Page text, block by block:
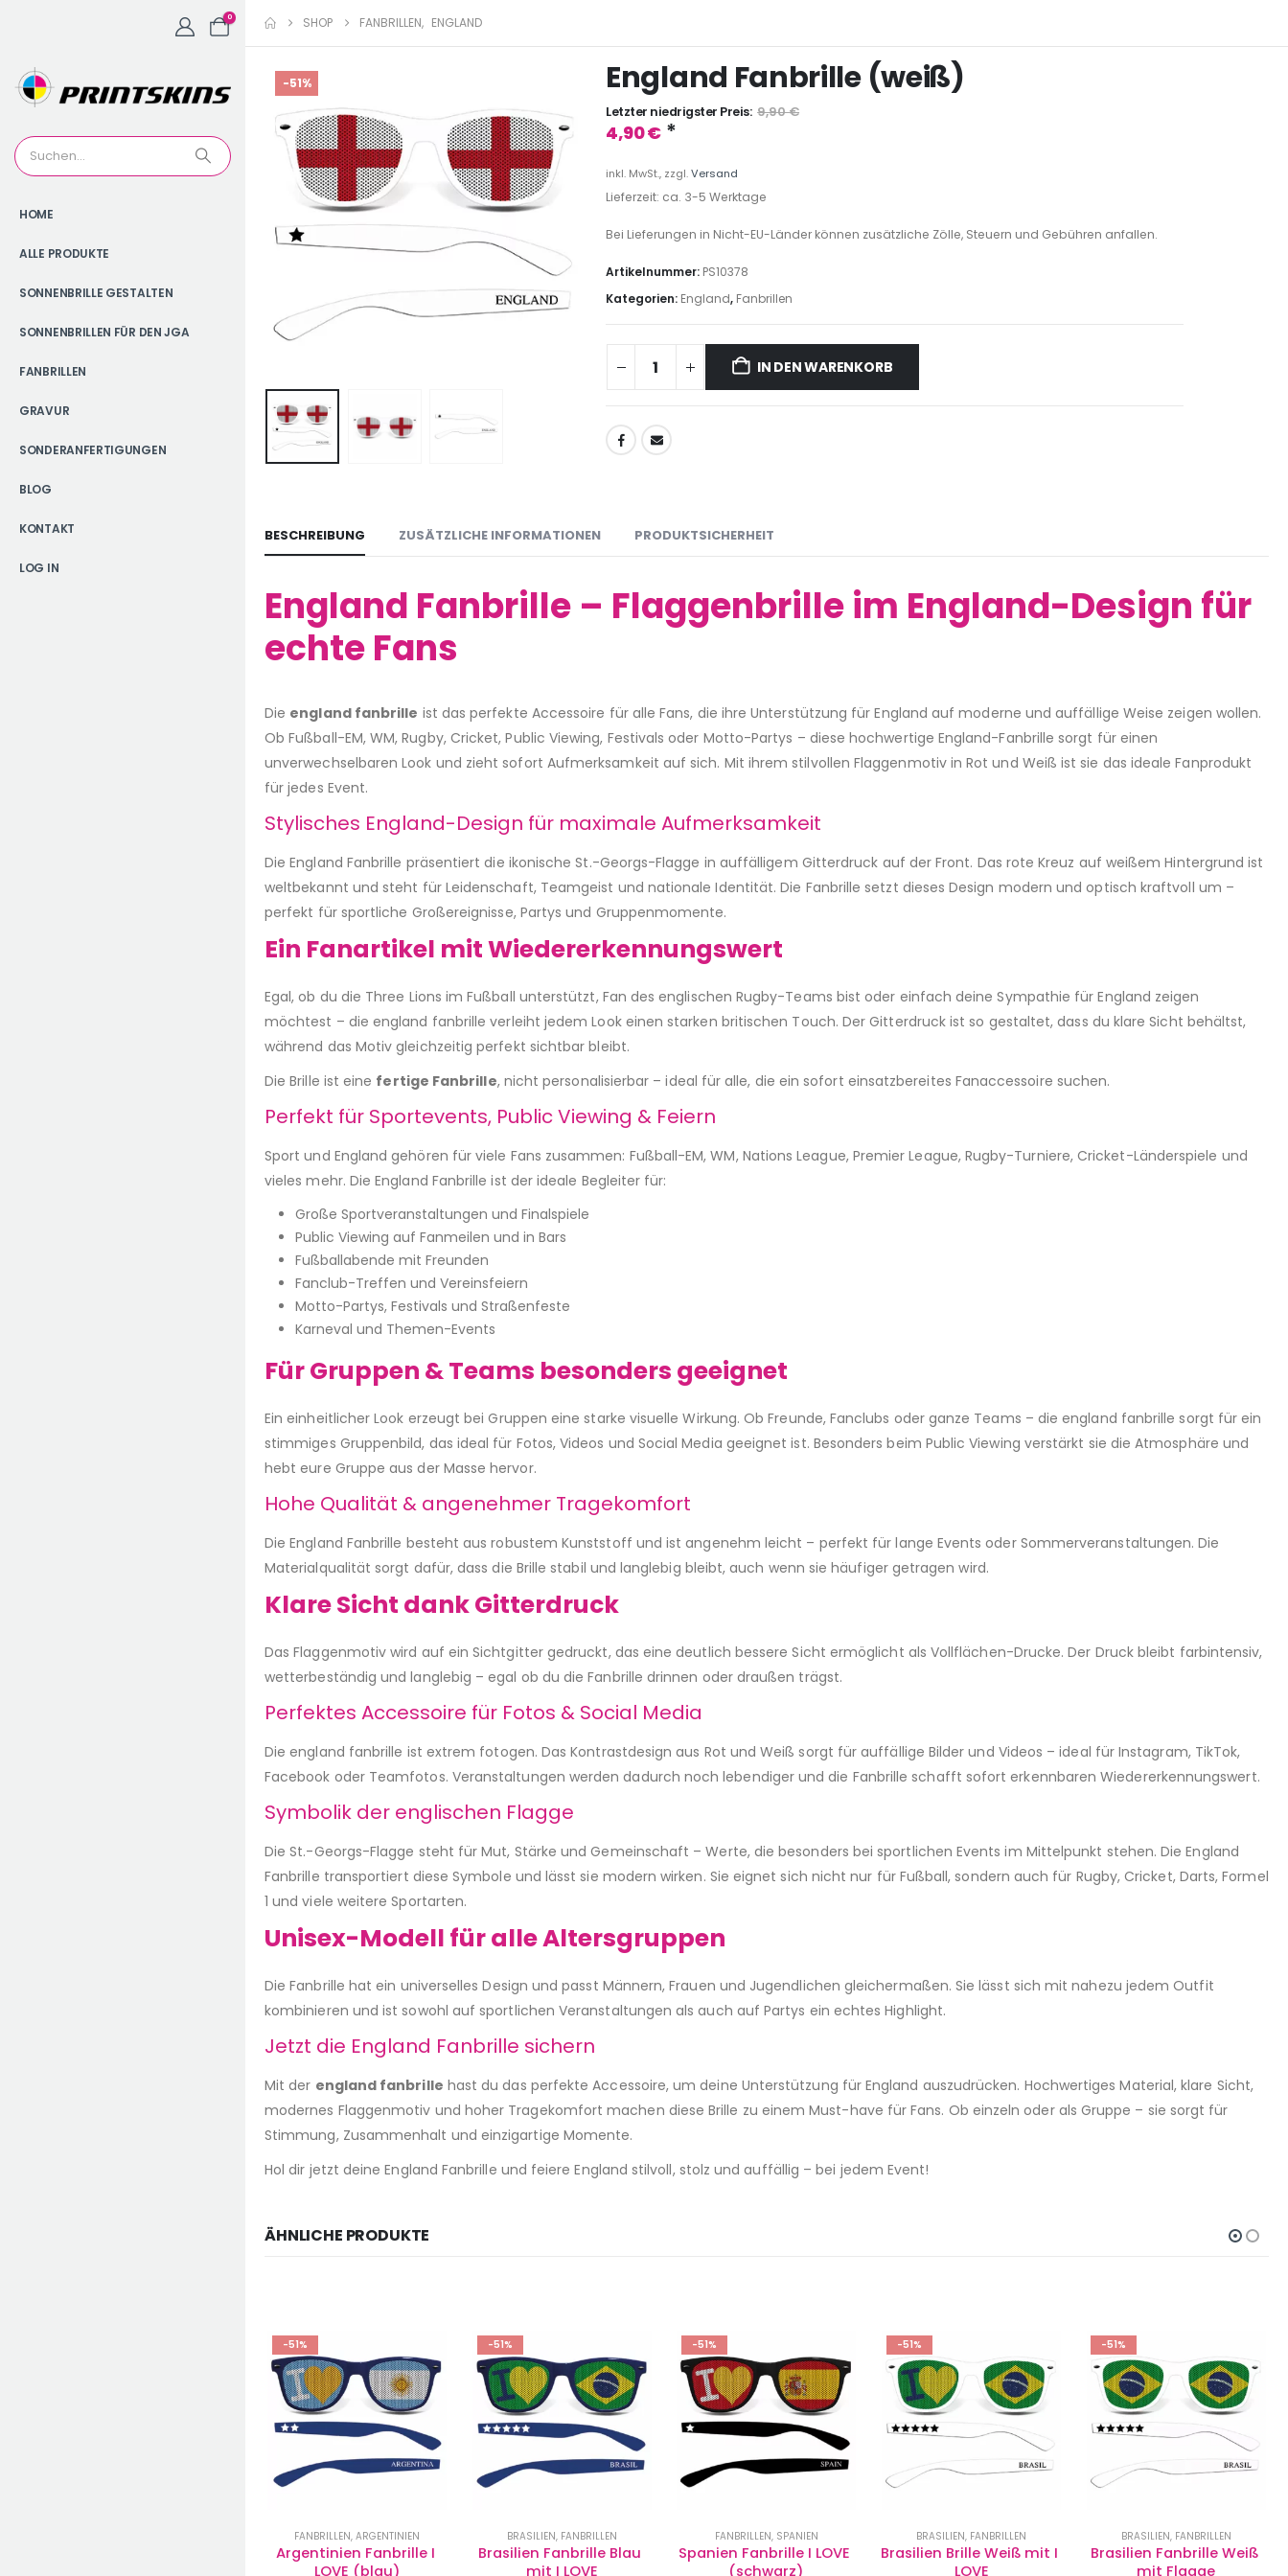
0
HOME
ALLE PRODUKTE
SONNENBRILLE GESTALTEN
SONNENBRILLEN FÜR DEN JGA
FANBRILLEN
GRAVUR
SONDERANFERTIGUNGEN
BLOG
KONTAKT
LOG IN
SHOP FANBRILLEN, ENGLAND
-51% England Fanbrille (weiß)
Letzter niedrigster Preis: 9,90€
4,90€ *
inkl. MwSt., zzgl.Versand
Lieferzeit: ca. 3-5 Werktage
Bei Lieferungen in Nicht-EU-Länder können zusätzliche Zölle, Steuern und Gebühren anfallen.
Artikelnummer: PS10378
Kategorien: England, Fanbrillen
IN DEN WARENKORB
BESCHREIBUNG ZUSÄTZLICHE INFORMATIONEN PRODUKTSICHERHEIT
England Fanbrille – Flaggenbrille im England-Design für
echte Fans
Die england fanbrille ist das perfekte Accessoire für alle Fans, die ihre Unterstützung für England auf moderne und auffällige Weise zeigen wollen.
Ob Fußball-EM, WM, Rugby, Cricket, Public Viewing, Festivals oder Motto-Partys – diese hochwertige England-Fanbrille sorgt für einen
unverwechselbaren Look und zieht sofort Aufmerksamkeit auf sich. Mit ihrem stilvollen Flaggenmotiv in Rot und Weiß ist sie das ideale Fanprodukt
für jedes Event.
Stylisches England-Design für maximale Aufmerksamkeit
Die England Fanbrille präsentiert die ikonische St.-Georgs-Flagge in auffälligem Gitterdruck auf der Front. Das rote Kreuz auf weißem Hintergrund ist
weltbekannt und steht für Leidenschaft, Teamgeist und nationale Identität. Die Fanbrille setzt dieses Design modern und optisch kraftvoll um –
perfekt für sportliche Großereignisse, Partys und Gruppenmomente.
Ein Fanartikel mit Wiedererkennungswert
Egal, ob du die Three Lions im Fußball unterstützt, Fan des englischen Rugby-Teams bist oder einfach deine Sympathie für England zeigen
möchtest – die england fanbrille verleiht jedem Look einen starken britischen Touch. Der Gitterdruck ist so gestaltet, dass du klare Sicht behältst,
während das Motiv gleichzeitig perfekt sichtbar bleibt.
Die Brille ist eine fertige Fanbrille, nicht personalisierbar – ideal für alle, die ein sofort einsatzbereites Fanaccessoire suchen.
Perfekt für Sportevents, Public Viewing & Feiern
Sport und England gehören für viele Fans zusammen: Fußball-EM, WM, Nations League, Premier League, Rugby-Turniere, Cricket-Länderspiele und
vieles mehr. Die England Fanbrille ist der ideale Begleiter für:
Große Sportveranstaltungen und Finalspiele
Public Viewing auf Fanmeilen und in Bars
Fußballabende mit Freunden
Fanclub-Treffen und Vereinsfeiern
Motto-Partys, Festivals und Straßenfeste
Karneval und Themen-Events
Für Gruppen & Teams besonders geeignet
Ein einheitlicher Look erzeugt bei Gruppen eine starke visuelle Wirkung. Ob Freunde, Fanclubs oder ganze Teams – die england fanbrille sorgt für ein
stimmiges Gruppenbild, das ideal für Fotos, Videos und Social Media geeignet ist. Besonders beim Public Viewing verstärkt sie die Atmosphäre und
hebt eure Gruppe aus der Masse hervor.
Hohe Qualität & angenehmer Tragekomfort
Die England Fanbrille besteht aus robustem Kunststoff und ist angenehm leicht – perfekt für lange Events oder Sommerveranstaltungen. Die
Materialqualität sorgt dafür, dass die Brille stabil und langlebig bleibt, auch wenn sie häufiger getragen wird.
Klare Sicht dank Gitterdruck
Das Flaggenmotiv wird auf ein Sichtgitter gedruckt, das eine deutlich bessere Sicht ermöglicht als Vollflächen-Drucke. Der Druck bleibt farbintensiv,
wetterbeständig und langlebig – egal ob du die Fanbrille drinnen oder draußen trägst.
Perfektes Accessoire für Fotos & Social Media
Die england fanbrille ist extrem fotogen. Das Kontrastdesign aus Rot und Weiß sorgt für auffällige Bilder und Videos – ideal für Instagram, TikTok,
Facebook oder Teamfotos. Veranstaltungen werden dadurch noch lebendiger und die Fanbrille schafft sofort erkennbaren Wiedererkennungswert.
Symbolik der englischen Flagge
Die St.-Georgs-Flagge steht für Mut, Stärke und Gemeinschaft – Werte, die besonders bei sportlichen Events im Mittelpunkt stehen. Die England
Fanbrille transportiert diese Symbole und lässt sie modern wirken. Sie eignet sich nicht nur für Fußball, sondern auch für Rugby, Cricket, Darts, Formel
1 und viele weitere Sportarten.
Unisex-Modell für alle Altersgruppen
Die Fanbrille hat ein universelles Design und passt Männern, Frauen und Jugendlichen gleichermaßen. Sie lässt sich mit nahezu jedem Outfit
kombinieren und ist sowohl auf sportlichen Veranstaltungen als auch auf Partys ein echtes Highlight.
Jetzt die England Fanbrille sichern
Mit der england fanbrille hast du das perfekte Accessoire, um deine Unterstützung für England auszudrücken. Hochwertiges Material, klare Sicht,
modernes Flaggenmotiv und hoher Tragekomfort machen diese Brille zu einem Must-have für Fans. Ob einzeln oder als Gruppe – sie sorgt für
Stimmung, Zusammenhalt und einzigartige Momente.
Hol dir jetzt deine England Fanbrille und feiere England stilvoll, stolz und auffällig – bei jedem Event!
ÄHNLICHE PRODUKTE
-51%
BRASILIEN,FANBRILLEN
Brasilien Fanbrille Blau
mit I LOVE
-51%
FANBRILLEN,SPANIEN
Spanien Fanbrille I LOVE
(schwarz)
-51%
BRASILIEN,FANBRILLEN
Brasilien Brille Weiß mit I
LOVE
-51%
BRASILIEN, FANBRILLEN
Brasilien Fanbrille Weiß
mit Flagge
-51%
BELGIEN,FANBRILLEN
Belgien Fanbrille I LOVE
(rot)